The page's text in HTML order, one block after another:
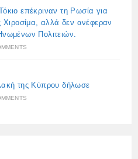
επέκριναν τη Ρωσία για
Χιροσίμα, αλλά δεν ανέφεραν
Πολιτειών.
της Κύπρου δήλωσε